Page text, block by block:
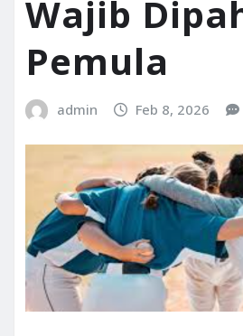
Wajib
Pemula
admin Feb 8, 2026